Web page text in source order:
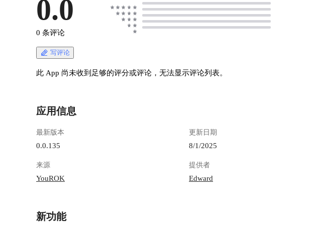
0.0
0 条评论
写评论
此 App 尚未收到足够的评分或评论，无法显示评论列表。
应用信息
最新版本
0.0.135
更新日期
8/1/2025
来源
YouROK
提供者
Edward
新功能